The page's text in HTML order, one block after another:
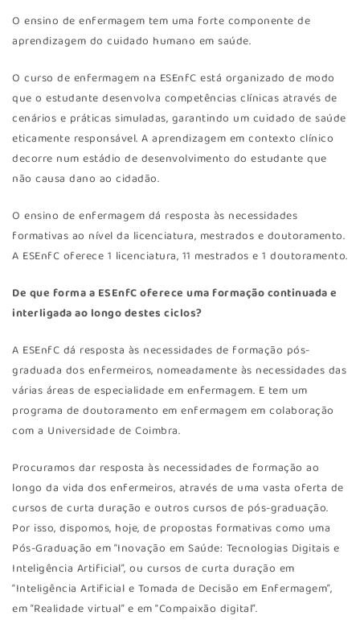
O ensino de enfermagem tem uma forte componente de
aprendizagem do cuidado humano em saúde.
O curso de enfermagem na ESEnfC está organizado de modo
que o estudante desenvolva competências clínicas através de
cenários e práticas simuladas, garantindo um cuidado de saúde
eticamente responsável. A aprendizagem em contexto clínico
decorre num estádio de desenvolvimento do estudante que
não causa dano ao cidadão.
O ensino de enfermagem dá resposta às necessidades
formativas ao nível da licenciatura, mestrados e doutoramento.
A ESEnfC oferece 1 licenciatura, 11 mestrados e 1 doutoramento.
De que forma a ESEnfC oferece uma formação continuada e
interligada ao longo destes ciclos?
A ESEnfC dá resposta às necessidades de formação pós-
graduada dos enfermeiros, nomeadamente às necessidades das
várias áreas de especialidade em enfermagem. E tem um
programa de doutoramento em enfermagem em colaboração
com a Universidade de Coimbra.
Procuramos dar resposta às necessidades de formação ao
longo da vida dos enfermeiros, através de uma vasta oferta de
cursos de curta duração e outros cursos de pós-graduação.
Por isso, dispomos, hoje, de propostas formativas como uma
Pós-Graduação em “Inovação em Saúde: Tecnologias Digitais e
Inteligência Artificial”, ou cursos de curta duração em
“Inteligência Artificial e Tomada de Decisão em Enfermagem”,
em “Realidade virtual” e em “Compaixão digital”.